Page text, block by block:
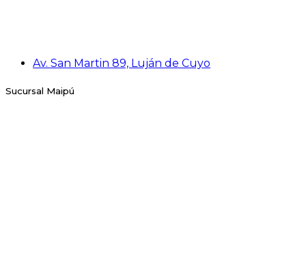
Av. San Martin 89, Luján de Cuyo
Sucursal Maipú